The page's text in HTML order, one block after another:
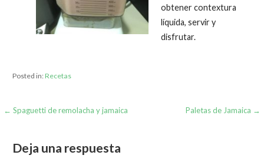
obtener contextura
líquida, servir y
disfrutar.
Posted in:Recetas
← Spaguetti de remolacha y jamaica Paletas de Jamaica →
Deja una respuesta